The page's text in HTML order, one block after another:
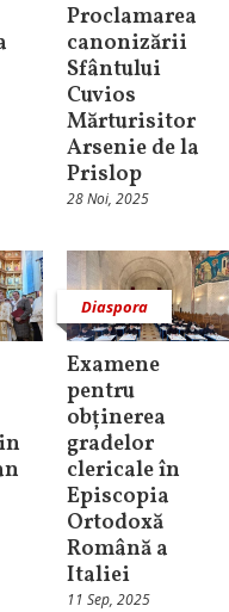
Proclamarea
canonizării
Sfântului
Cuvios
Mărturisitor
Arsenie de la
Prislop
28 Noi, 2025
Diaspora
Examene
pentru
obținerea
gradelor
clericale în
Episcopia
Ortodoxă
Română a
Italiei
11 Sep, 2025